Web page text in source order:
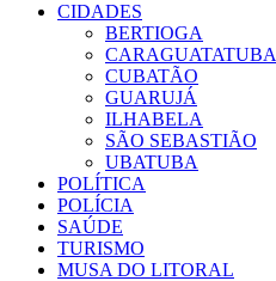
CIDADES
BERTIOGA
CARAGUATATUBA
CUBATÃO
GUARUJÁ
ILHABELA
SÃO SEBASTIÃO
UBATUBA
POLÍTICA
POLÍCIA
SAÚDE
TURISMO
MUSA DO LITORAL